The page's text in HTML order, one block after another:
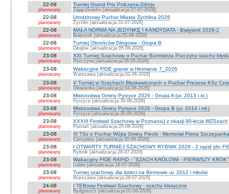
22-08
planowany
Turniej Grand Prix Połczyna-Zdroju
Zajączkówko [aktualizacja:27-07-2026]
22-08
planowany
Urodzinowy Puchar Miasta Żychlina 2026
Żychlin [aktualizacja:31-07-2026]
22-08
planowany
MAŁA NORMA NA JEDYNKĘ I KANDYDATA - Białystok 2026-2
Białystok [aktualizacja:05-08-2026]
22-08
planowany
Turniej Obrońców Głogowa - Grupa B
Głogów [aktualizacja:05-08-2026]
23-08
planowany
XXI Turniej Szachowy o Puchar Burmistrza Pszczyny szachy
Pszczyna [aktualizacja:26-05-2026]
23-08
planowany
Wakacyjne FIDE granie w Hetmanie 7_2026
Warszawa [aktualizacja:02-06-2026]
23-08
planowany
V Turniej w Szachach Błyskawicznych o Puchar Prezesa KSz
Głowienka [aktualizacja:04-08-2026]
23-08
planowany
Mistrzostwa Gminy Pyrzyce 2026 - Grupa A (ur. 2013 i st.)
Pyrzyce [aktualizacja:30-06-2026]
23-08
planowany
Mistrzostwa Gminy Pyrzyce 2026 - Grupa B (ur. 2014 i mł.)
Pyrzyce [aktualizacja:30-06-2026]
23-08
planowany
XXXIII Festiwal Szachowy w Poznaniu) z okazji 90-lecia WZSzach
Poznań [aktualizacja:25-06-2026]
23-08
planowany
III TSz o Puchar Wójta Gminy Piecki - Memoriał Piotra
Cierzpięty [aktualizacja:30-06-2026]
23-08
planowany
I OTWARTY TURNIEJ SZACHOWY RYBNIK 2026 - 2 rapid (do
Rybnik [aktualizacja:28-07-2026]
23-08
planowany
Wakacyjny FIDE RAPID - "SZACH KRÓLOWI - PIERWSZY
Lublin [aktualizacja:18-07-2026]
23-08
planowany
Turniej szachowy dla dzieci na Bemowie ur. 2012 i młodsi
Warszawa [aktualizacja:26-07-2026]
24-08
planowany
I TEBowy Festiwal Szachowy - szachy klasyczne
Bydgoszcz [aktualizacja:02-08-2026]